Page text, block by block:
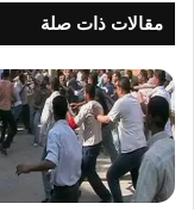
مقالات ذات صلة